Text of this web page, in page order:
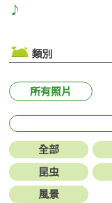
♪
類別
所有照片
全部
昆虫
風景